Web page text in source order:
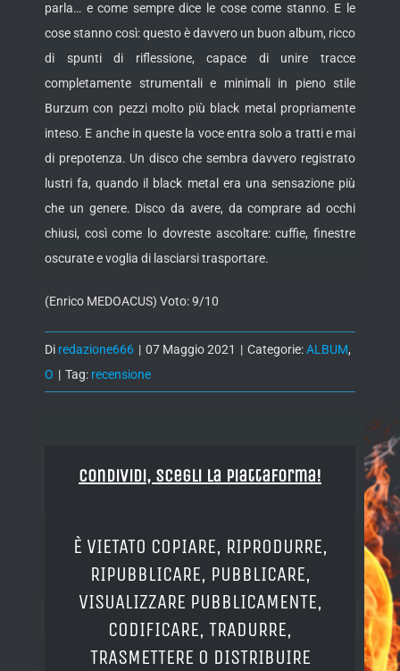
parla… e come sempre dice le cose come stanno. E le
cose stanno così: questo è davvero un buon album, ricco
di spunti di riflessione, capace di unire tracce
completamente strumentali e minimali in pieno stile
Burzum con pezzi molto più black metal propriamente
inteso. E anche in queste la voce entra solo a tratti e mai
di prepotenza. Un disco che sembra davvero registrato
lustri fa, quando il black metal era una sensazione più
che un genere. Disco da avere, da comprare ad occhi
chiusi, così come lo dovreste ascoltare: cuffie, finestre
oscurate e voglia di lasciarsi trasportare.
(Enrico MEDOACUS) Voto: 9/10
Di redazione666 | 07 Maggio 2021 | Categorie:ALBUM,
O | Tag: recensione
Condividi, Scegli la piattaforma!
È VIETATO COPIARE, RIPRODURRE,
RIPUBBLICARE, PUBBLICARE,
VISUALIZZARE PUBBLICAMENTE,
CODIFICARE, TRADURRE,
TRASMETTERE O DISTRIBUIRE